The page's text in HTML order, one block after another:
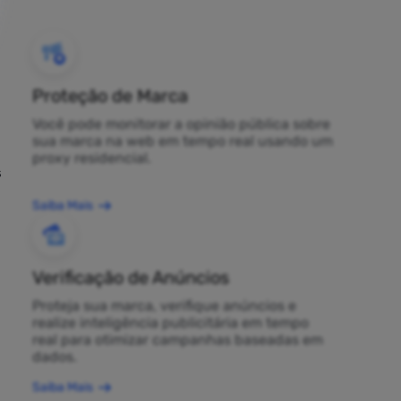
Proteção de Marca
Você pode monitorar a opinião pública sobre
sua marca na web em tempo real usando um
proxy residencial.
Saiba Mais
Verificação de Anúncios
Proteja sua marca, verifique anúncios e
realize inteligência publicitária em tempo
real para otimizar campanhas baseadas em
dados.
Saiba Mais